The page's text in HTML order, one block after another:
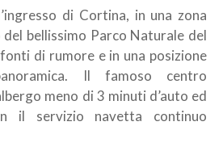
di Cortina, in una zona
bellissimo Parco Naturale del
di rumore e in una posizione
Il famoso centro
meno di 3 minuti d’auto ed
il servizio navetta continuo